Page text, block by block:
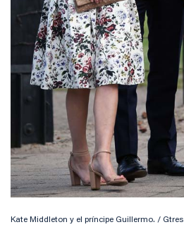
Kate Middleton y el príncipe Guillermo. / Gtres